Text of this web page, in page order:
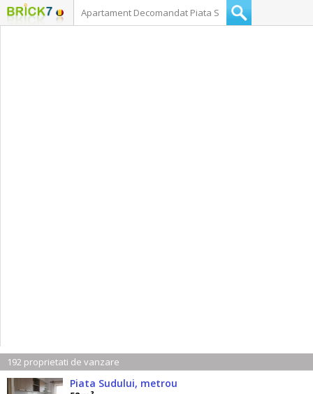
192 proprietati de vanzare
Piata Sudului, metrou